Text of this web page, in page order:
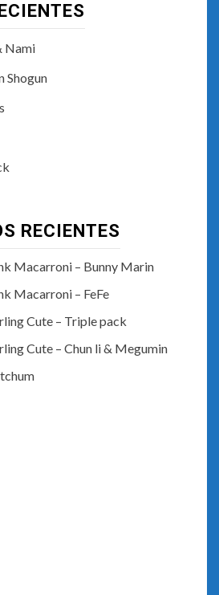
Nami
Shogun
RECIENTES
Macarroni – Bunny Marin
Macarroni – FeFe
Cute – Triple pack
Cute – Chun li & Megumin